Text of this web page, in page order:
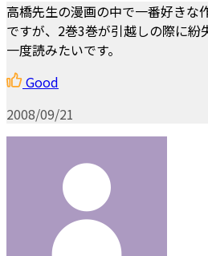
高橋先生の漫画の中で一番好きな
ですが、2巻3巻が引越しの際に紛
一度読みたいです。
Good
2008/09/21